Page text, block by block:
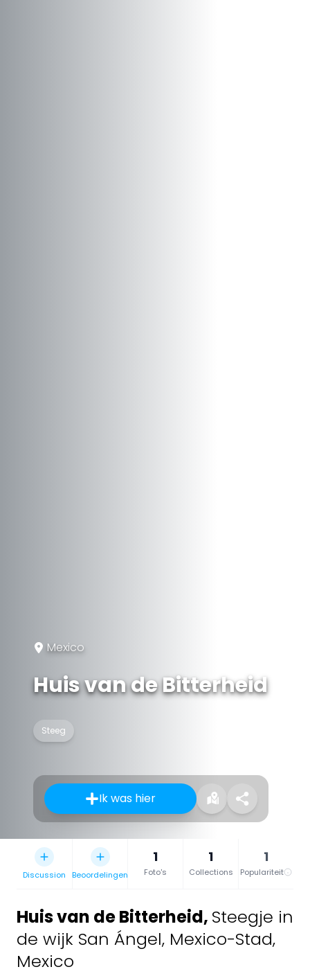
Mexico
Huis van de Bitterheid
Steeg
Ik was hier
Discussion Beoordelingen
1
Foto's
1
Collections
1
Populariteit
Huis van de Bitterheid, Steegje in
de wijk San Ángel, Mexico-Stad,
Mexico